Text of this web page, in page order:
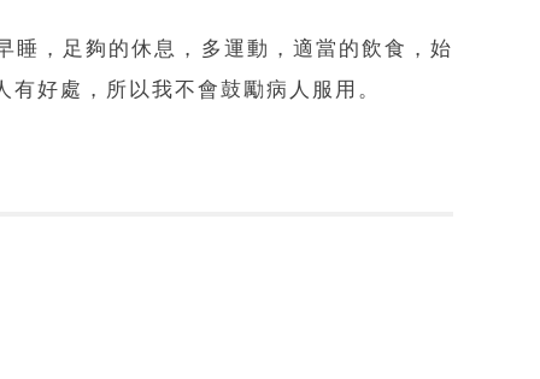
睡，足夠的休息，多運動，適當的飲食，始
好處，所以我不會鼓勵病人服用。